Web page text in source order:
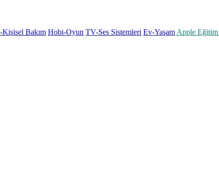
Kişisel Bakım Hobi-Oyun TV-Ses Sistemleri Ev-Yaşam Apple